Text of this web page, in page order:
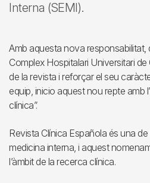
Interna (SEMI).
Amb aquesta nova responsabilitat,
Complex Hospitalari Universitari
de la revista i reforçar el seu
equip, inicio aquest nou repte amb
clínica”.
Revista Clínica Española és una
medicina interna, i aquest
l’àmbit de la recerca clínica.